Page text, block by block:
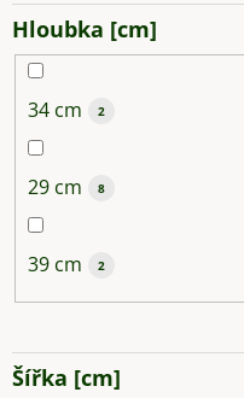
Hloubka [cm]
34 cm 2
29 cm 8
39 cm 2
Šířka [cm]